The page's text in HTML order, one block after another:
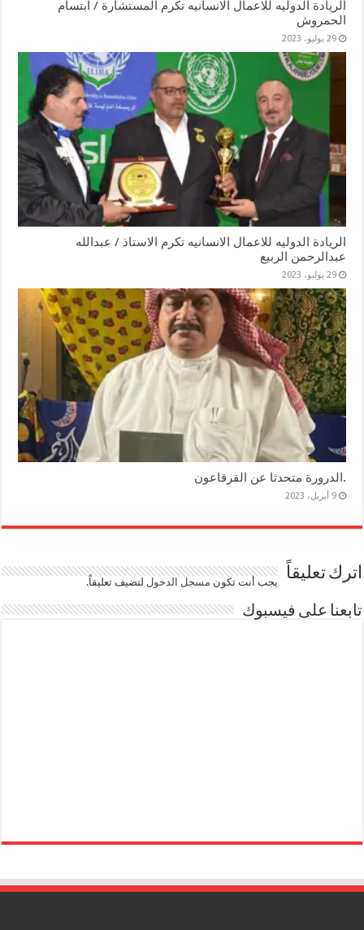
الريادة الدوليه للاعمال الانسانيه تكرم المستشارة / ابتسام
الحمروش
29 يوليو، 2023
الريادة الدوليه للاعمال الانسانيه تكرم الاستاذ / عبدالله
عبدالرحمن الربيع
29 يوليو، 2023
.الدرورة متحدثا عن القرقاعون
9 أبريل، 2023
اترك تعليقاً يجب أنت تكون مسجل الدخوللتضيف تعليقاً.
تابعنا على فيسبوك